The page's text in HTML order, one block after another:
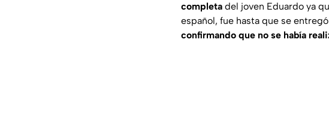
completa del joven Eduardo ya
español, fue hasta que se
confirmando que no se había